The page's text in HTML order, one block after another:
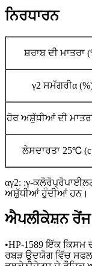
ਨਿਰਧਾਰਨ
ਸ਼ਰਾਬ ਦੀ ਮਾਤਰਾ
γ2 ਸਮੱਗਰੀα
ਹੋਰ ਅਸ਼ੁੱਧੀਆਂ ਦੀ
ਲੇਸਦਾਰਤਾ 25℃
αγ2: :γ-
ਅਸ਼ੁੱਧੀਆਂ ਹੁੰਦੀਆਂ ਹਨ।
ਐਪਲੀਕੇਸ਼ਨ ਰੇਂਜ
•HP-1589 ਇੱਕ
ਰਬੜ ਉਦਯੋਗ ਵਿੱਚ